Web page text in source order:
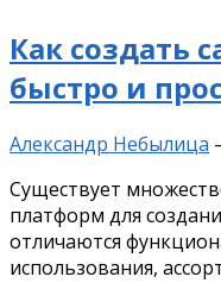
Как создать
быстро и
Александр Небылица
Существует
платформ для
отличаются
использования,